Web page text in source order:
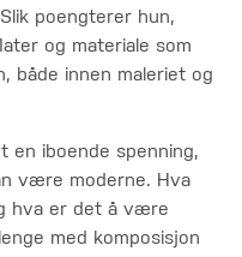
poengterer hun,
og materiale som
både innen maleriet og
en iboende spenning,
være moderne. Hva
hva er det å være
med komposisjon